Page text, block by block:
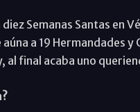
Semanas Santas en
a 19 Hermandades
al final acaba uno